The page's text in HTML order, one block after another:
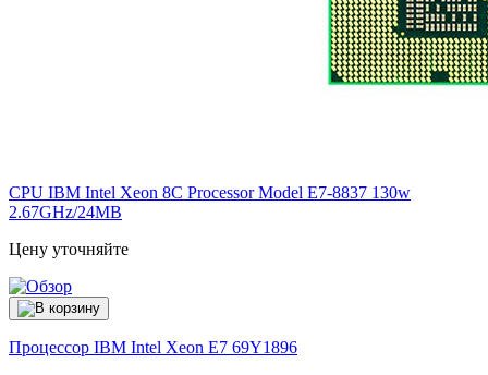
CPU IBM Intel Xeon 8C Processor Model E7-8837 130w
2.67GHz/24MB
Цену уточняйте
Процессор IBM Intel Xeon E7 69Y1896